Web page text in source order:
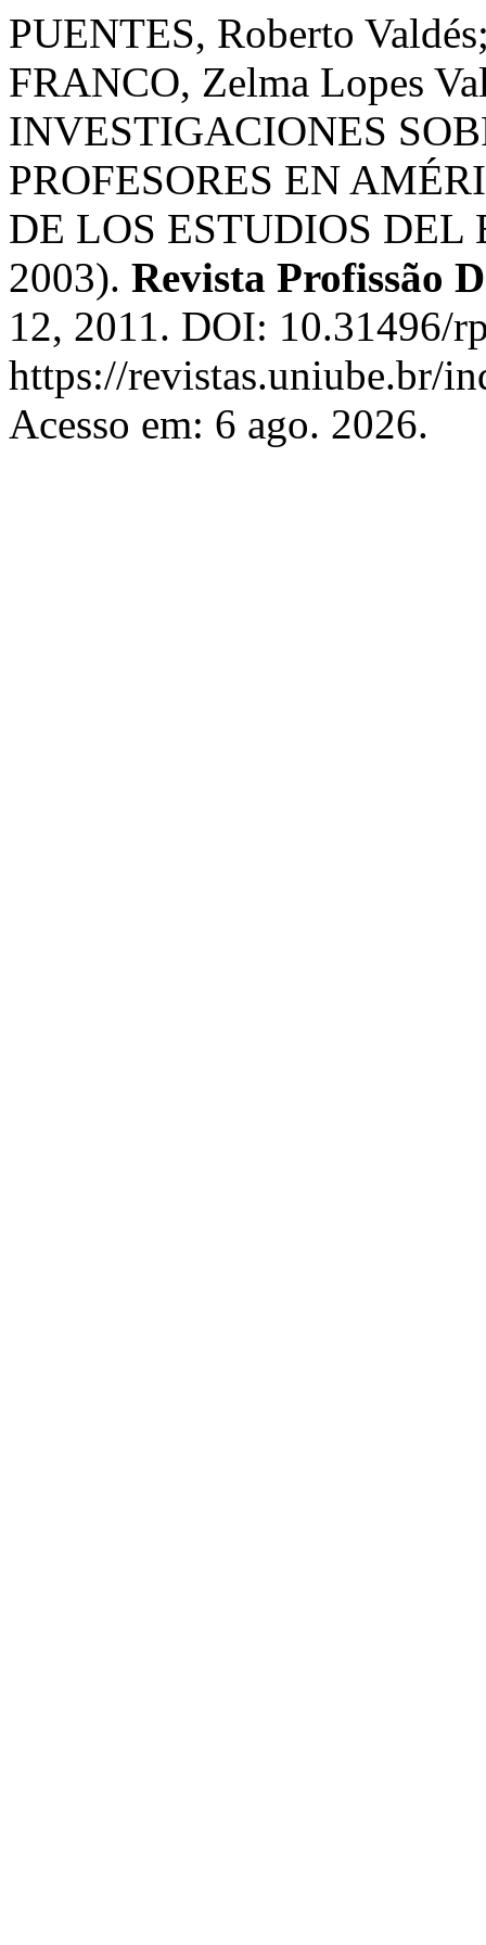
PUENTES, Roberto
FRANCO, Zelma Lopes
INVESTIGACIONES
PROFESORES EN
DE LOS ESTUDIOS DEL
2003). Revista Profissão
12, 2011. DOI: 10.31496/
https://revistas.uniube.br/
Acesso em: 6 ago. 2026.